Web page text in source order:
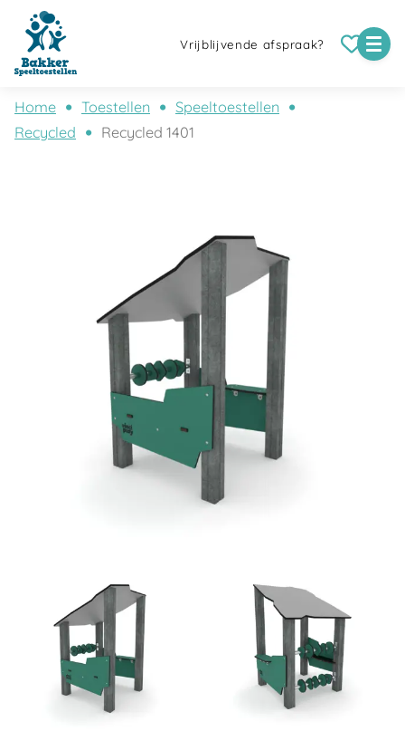
Vrijblijvende afspraak?
Home Toestellen
Speeltoestellen
Recycled
Recycled 1401